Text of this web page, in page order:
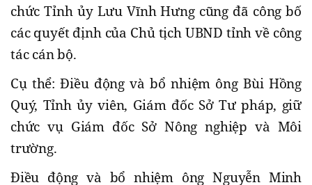
chức Tỉnh ủy Lưu Vĩnh Hưng cũng đã công bố
các quyết định của Chủ tịch UBND tỉnh về công
tác cán bộ.
Cụ thể: Điều động và bổ nhiệm ông Bùi Hồng
Quý, Tỉnh ủy viên, Giám đốc Sở Tư pháp, giữ
chức vụ Giám đốc Sở Nông nghiệp và Môi
trường.
Điều động và bổ nhiệm ông Nguyễn Minh